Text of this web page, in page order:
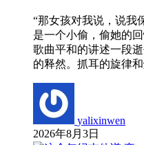
“那女孩对我说，说我
是一个小偷，偷她的
歌曲平和的讲述一段
的释然。抓耳的旋律
yalixinwen
2026年8月3日